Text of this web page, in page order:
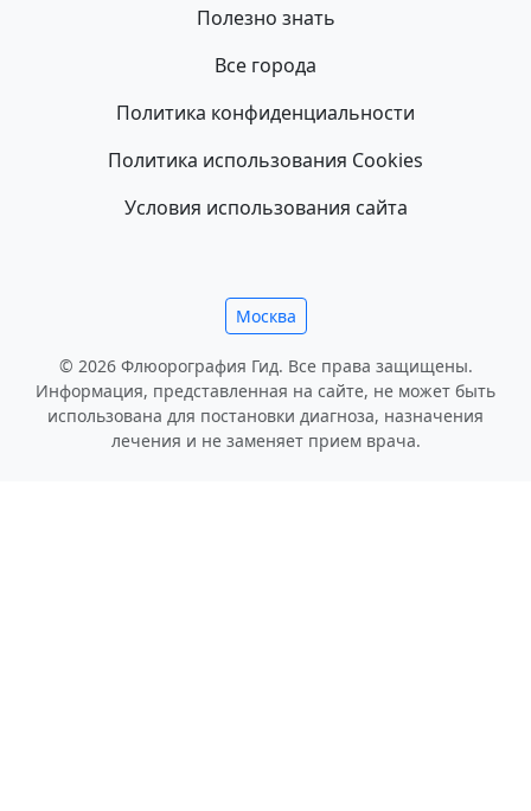
Полезно знать
Все города
Политика конфиденциальности
Политика использования Cookies
Условия использования сайта
Москва
© 2026 Флюорография Гид. Все права защищены.
Информация, представленная на сайте, не может быть
использована для постановки диагноза, назначения
лечения и не заменяет прием врача.